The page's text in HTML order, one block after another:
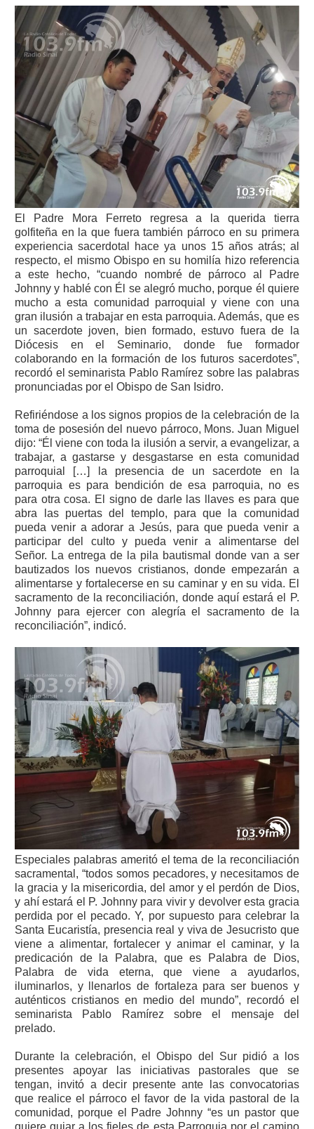
El Padre Mora Ferreto regresa a la querida tierra
golfiteña en la que fuera también párroco en su primera
experiencia sacerdotal hace ya unos 15 años atrás; al
respecto, el mismo Obispo en su homilía hizo referencia
a este hecho, “cuando nombré de párroco al Padre
Johnny y hablé con Él se alegró mucho, porque él quiere
mucho a esta comunidad parroquial y viene con una
gran ilusión a trabajar en esta parroquia. Además, que es
un sacerdote joven, bien formado, estuvo fuera de la
Diócesis en el Seminario, donde fue formador
colaborando en la formación de los futuros sacerdotes”,
recordó el seminarista Pablo Ramírez sobre las palabras
pronunciadas por el Obispo de San Isidro.
Refiriéndose a los signos propios de la celebración de la
toma de posesión del nuevo párroco, Mons. Juan Miguel
dijo: “Él viene con toda la ilusión a servir, a evangelizar, a
trabajar, a gastarse y desgastarse en esta comunidad
parroquial […] la presencia de un sacerdote en la
parroquia es para bendición de esa parroquia, no es
para otra cosa. El signo de darle las llaves es para que
abra las puertas del templo, para que la comunidad
pueda venir a adorar a Jesús, para que pueda venir a
participar del culto y pueda venir a alimentarse del
Señor. La entrega de la pila bautismal donde van a ser
bautizados los nuevos cristianos, donde empezarán a
alimentarse y fortalecerse en su caminar y en su vida. El
sacramento de la reconciliación, donde aquí estará el P.
Johnny para ejercer con alegría el sacramento de la
reconciliación”, indicó.
Especiales palabras ameritó el tema de la reconciliación
sacramental, “todos somos pecadores, y necesitamos de
la gracia y la misericordia, del amor y el perdón de Dios,
y ahí estará el P. Johnny para vivir y devolver esta gracia
perdida por el pecado. Y, por supuesto para celebrar la
Santa Eucaristía, presencia real y viva de Jesucristo que
viene a alimentar, fortalecer y animar el caminar, y la
predicación de la Palabra, que es Palabra de Dios,
Palabra de vida eterna, que viene a ayudarlos,
iluminarlos, y llenarlos de fortaleza para ser buenos y
auténticos cristianos en medio del mundo”, recordó el
seminarista Pablo Ramírez sobre el mensaje del
prelado.
Durante la celebración, el Obispo del Sur pidió a los
presentes apoyar las iniciativas pastorales que se
tengan, invitó a decir presente ante las convocatorias
que realice el párroco el favor de la vida pastoral de la
comunidad, porque el Padre Johnny “es un pastor que
quiere guiar a los fieles de esta Parroquia por el camino